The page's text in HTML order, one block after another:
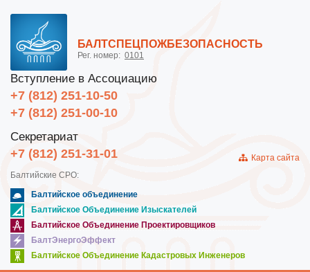
БАЛТСПЕЦПОЖБЕЗОПАСНОСТЬ
Рег. номер: 0101
Вступление в Ассоциацию
+7 (812) 251-10-50
+7 (812) 251-00-10
Секретариат
+7 (812) 251-31-01
Карта сайта
Балтийские СРО:
Балтийское объединение
Балтийское Объединение Изыскателей
Балтийское Объединение Проектировщиков
БалтЭнергоЭффект
Балтийское Объединение Кадастровых Инженеров